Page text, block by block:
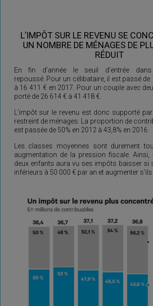
L’IMPÔT SUR LE REVENU SE
UN NOMBRE DE MÉNAGES DE
RÉDUIT
En fin d’année le seuil d’entrée
repoussé. Pour un célibataire, il est passé de
à 16 411 € en 2017. Pour un couple avec
porté de 26 614 € à 41 418 €.
L’impôt sur le revenu est donc supporté
restreint de ménages. La proportion de
est passée de 50% en 2012 à 43,8% en 2016.
Les classes moyennes sont durement
augmentation de la pression fiscale. Ainsi,
deux enfants aura vu ses impôts baisser si
inférieurs à 50 000 € par an et augmenter